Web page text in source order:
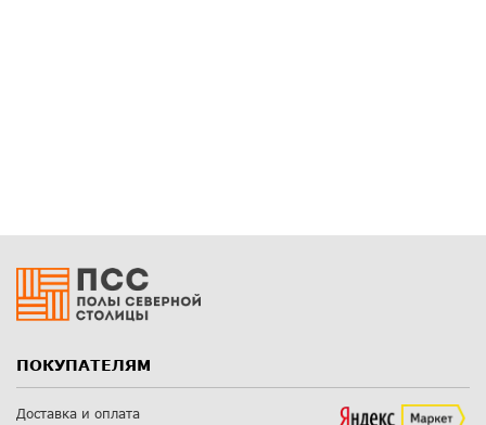
ПОКУПАТЕЛЯМ
Доставка и оплата